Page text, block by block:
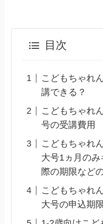
目次
こどもちゃれ
講できる？
こどもちゃれ
号の受講費用
こどもちゃれ
大号1ヵ月の
際の期限など
こどもちゃれ
大号の申込期